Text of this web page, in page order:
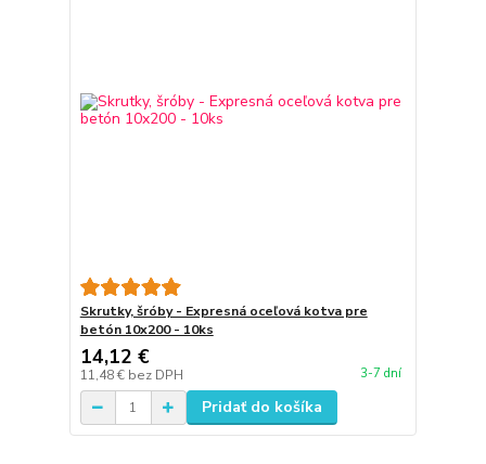
Skrutky, šróby - Expresná oceľová kotva pre
betón 10x200 - 10ks
14,12 €
11,48 € bez DPH 3-7 dní
Pridať do košíka